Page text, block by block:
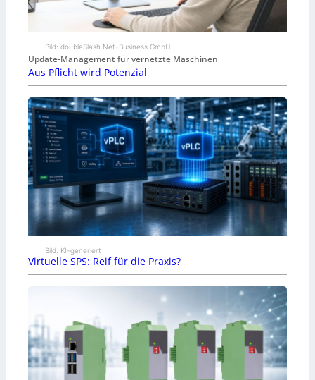
Bild: doubleSlash Net-Business GmbH
Update-Management für vernetzte Maschinen
Aus Pflicht wird Potenzial
Bild: KI-generiert
Virtuelle SPS: Reif für die Praxis?